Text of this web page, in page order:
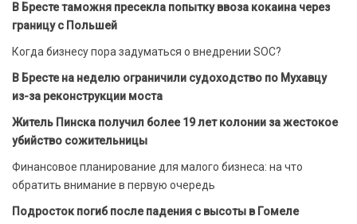
В Бресте таможня пресекла попытку ввоза кокаина через
границу с Польшей
Когда бизнесу пора задуматься о внедрении SOC?
В Бресте на неделю ограничили судоходство по Мухавцу
из-за реконструкции моста
Житель Пинска получил более 19 лет колонии за жестокое
убийство сожительницы
Финансовое планирование для малого бизнеса: на что
обратить внимание в первую очередь
Подросток погиб после падения с высоты в Гомеле